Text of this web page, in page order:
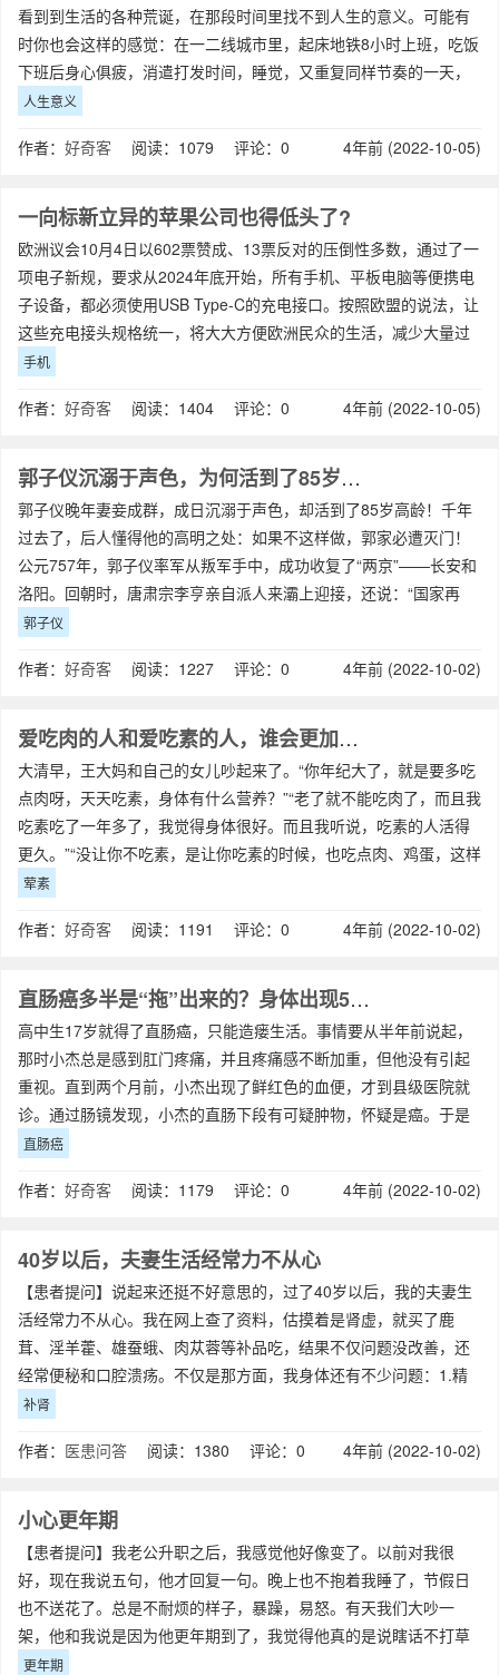
看到到生活的各种荒诞，在那段时间里找不到人生的意义。可能有
时你也会这样的感觉：在一二线城市里，起床地铁8小时上班，吃饭
下班后身心俱疲，消遣打发时间，睡觉，又重复同样节奏的一天，
星期一二三四五六七，不断地一周又一周
人生意义
作者： 好奇客 阅读：1079 评论：0 4年前 (2022-10-05)
一向标新立异的苹果公司也得低头了?
欧洲议会10月4日以602票赞成、13票反对的压倒性多数，通过了一
项电子新规，要求从2024年底开始，所有手机、平板电脑等便携电
子设备，都必须使用USB Type-C的充电接口。按照欧盟的说法，让
这些充电接头规格统一，将大大方便欧洲民众的生活，减少大量过
时的充电器，将帮
手机
作者： 好奇客 阅读：1404 评论：0 4年前 (2022-10-05)
郭子仪沉溺于声色，为何活到了85岁高龄？
郭子仪晚年妻妾成群，成日沉溺于声色，却活到了85岁高龄！千年
过去了，后人懂得他的高明之处：如果不这样做，郭家必遭灭门！
公元757年，郭子仪率军从叛军手中，成功收复了“两京”——长安和
洛阳。回朝时，唐肃宗李亨亲自派人来灞上迎接，还说：“国家再
造，是你的功劳啊！”并加封郭子
郭子仪
作者： 好奇客 阅读：1227 评论：0 4年前 (2022-10-02)
爱吃肉的人和爱吃素的人，谁会更加长寿？
大清早，王大妈和自己的女儿吵起来了。“你年纪大了，就是要多吃
点肉呀，天天吃素，身体有什么营养？”“老了就不能吃肉了，而且我
吃素吃了一年多了，我觉得身体很好。而且我听说，吃素的人活得
更久。”“没让你不吃素，是让你吃素的时候，也吃点肉、鸡蛋，这样
营养均衡一点。再说，网上明明
荤素
作者： 好奇客 阅读：1191 评论：0 4年前 (2022-10-02)
直肠癌多半是“拖”出来的？身体出现5种情况，建议早做检查
高中生17岁就得了直肠癌，只能造瘘生活。事情要从半年前说起，
那时小杰总是感到肛门疼痛，并且疼痛感不断加重，但他没有引起
重视。直到两个月前，小杰出现了鲜红色的血便，才到县级医院就
诊。通过肠镜发现，小杰的直肠下段有可疑肿物，怀疑是癌。于是
转至当地的省级医院做病理检查后，提示
直肠癌
作者： 好奇客 阅读：1179 评论：0 4年前 (2022-10-02)
40岁以后，夫妻生活经常力不从心
【患者提问】说起来还挺不好意思的，过了40岁以后，我的夫妻生
活经常力不从心。我在网上查了资料，估摸着是肾虚，就买了鹿
茸、淫羊藿、雄蚕蛾、肉苁蓉等补品吃，结果不仅问题没改善，还
经常便秘和口腔溃疡。不仅是那方面，我身体还有不少问题：1.精
力特别差，容易疲惫，总想躺着；2.脱
补肾
作者： 医患问答 阅读：1380 评论：0 4年前 (2022-10-02)
小心更年期
【患者提问】我老公升职之后，我感觉他好像变了。以前对我很
好，现在我说五句，他才回复一句。晚上也不抱着我睡了，节假日
也不送花了。总是不耐烦的样子，暴躁，易怒。有天我们大吵一
架，他和我说是因为他更年期到了，我觉得他真的是说瞎话不打草
稿。后面我朋友让我理解一下，男性的更年期是
更年期